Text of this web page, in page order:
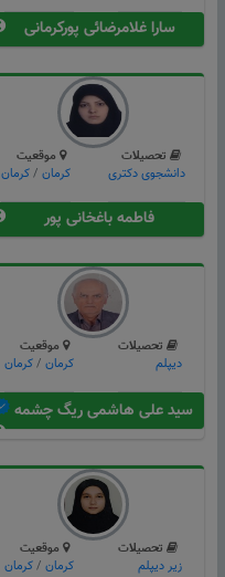
سارا غلامرضائی پورکرمانی
تحصیلات
دانشجوی دکتری
موقعیت
كرمان /کرمان
فاطمه باغخانی پور
تحصیلات
دیپلم
موقعیت
كرمان /کرمان
سید علی هاشمی ریگ چشمه
تحصیلات
زیر دیپلم
موقعیت
كرمان /کرمان